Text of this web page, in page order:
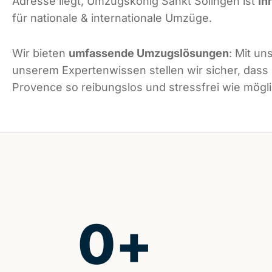
für nationale & internationale Umzüge.
Wir bieten umfassende Umzugslösungen: Mit
unserem Expertenwissen stellen wir sicher,
Provence so reibungslos und stressfrei wie
0+